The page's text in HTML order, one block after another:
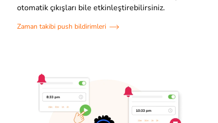
otomatik çıkışları bile etkinleştirebilirsiniz.
Zaman takibi push bildirimleri